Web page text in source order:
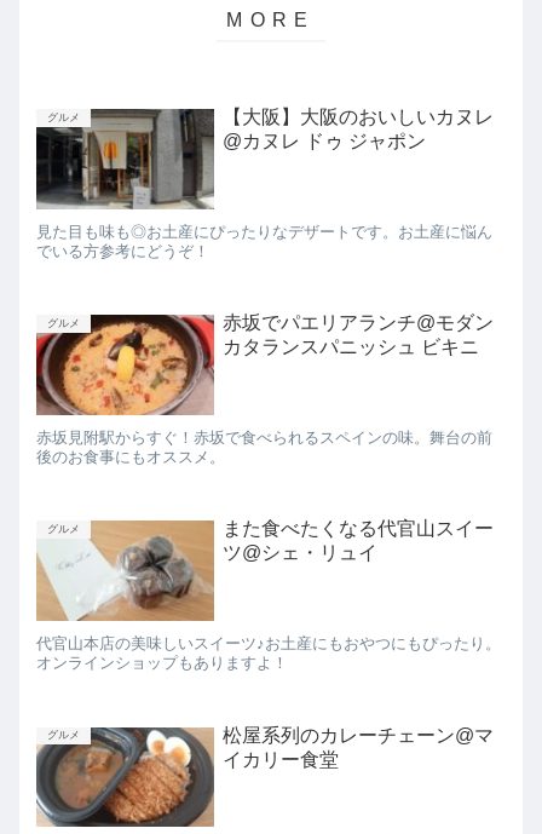
グルメ
【大阪】大阪のおいしいカヌレ
@カヌレ ドゥ ジャポン
見た目も味も◎お土産にぴったりなデザートです。お土産に悩ん
でいる方参考にどうぞ！
グルメ
赤坂でパエリアランチ@モダン
カタランスパニッシュ ビキニ
赤坂見附駅からすぐ！赤坂で食べられるスペインの味。舞台の前
後のお食事にもオススメ。
グルメ
また食べたくなる代官山スイー
ツ@シェ・リュイ
代官山本店の美味しいスイーツ♪お土産にもおやつにもぴったり。
オンラインショップもありますよ！
グルメ
松屋系列のカレーチェーン@マ
イカリー食堂